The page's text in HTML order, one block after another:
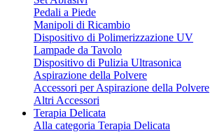
Pedali a Piede
Manipoli di Ricambio
Dispositivo di Polimerizzazione UV
Lampade da Tavolo
Dispositivo di Pulizia Ultrasonica
Aspirazione della Polvere
Accessori per Aspirazione della Polvere
Altri Accessori
Terapia Delicata
Alla categoria Terapia Delicata